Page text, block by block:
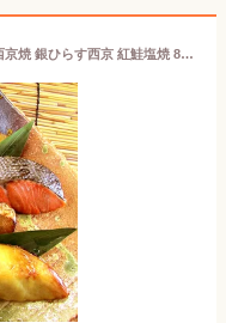
【食べ比べセット】銀鮭照焼 さわら西京焼 銀ひらす西京 紅鮭塩焼 8切 味の浜藤 レンジで簡単焼魚 SP-50A お返し おうち時間グルメ お取り寄せ お取り寄せグルメ ギフト 内祝 魚 セット プレゼント 詰め合わせ おかず 高級 和食 手軽 簡単 祖父 ギフト 2025 お歳暮